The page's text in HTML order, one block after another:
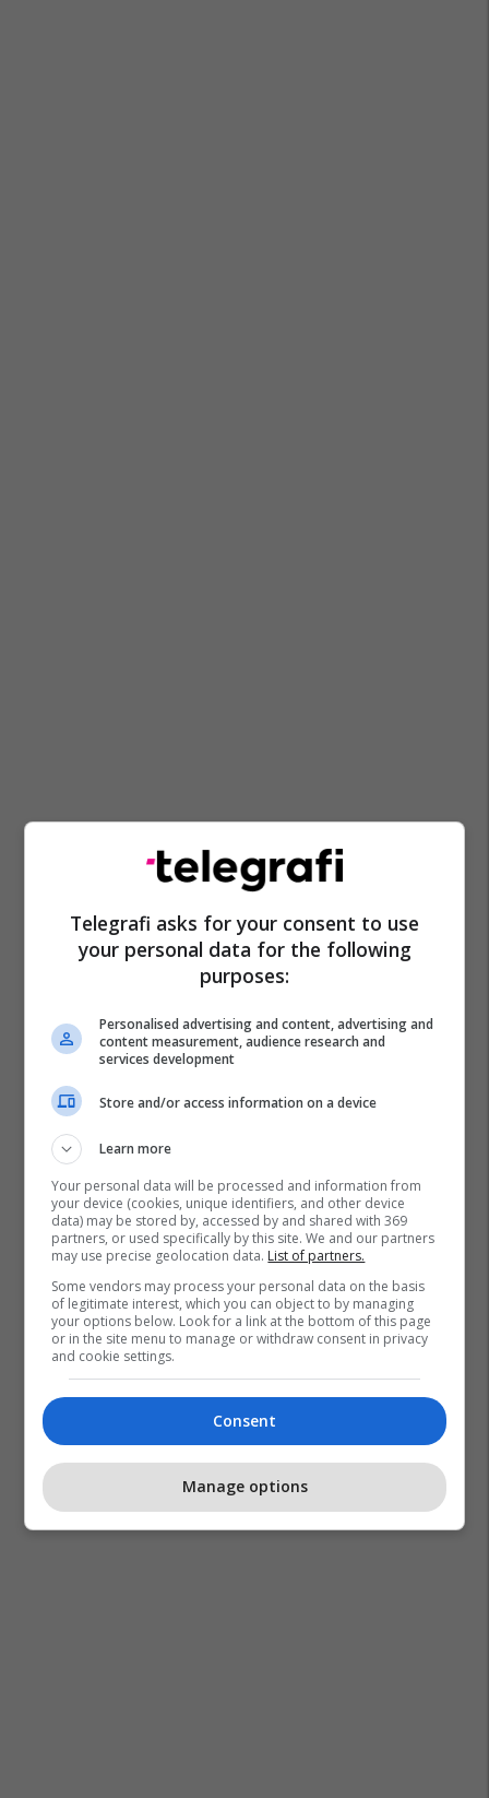
Barcelona La Liga Lionel Messi
Telegrafi asks for your consent to use
your personal data for the following
purposes:
Personalised advertising and content, advertising and
content measurement, audience research and
services development
Store and/or access information on a device
Learn more
Your personal data will be processed and information from
your device (cookies, unique identifiers, and other device
data) may be stored by, accessed by and shared with 369
partners, or used specifically by this site. We and our partners
may use precise geolocation data. List of partners.
Some vendors may process your personal data on the basis
of legitimate interest, which you can object to by managing
your options below. Look for a link at the bottom of this page
or in the site menu to manage or withdraw consent in privacy
and cookie settings.
Consent
Manage options